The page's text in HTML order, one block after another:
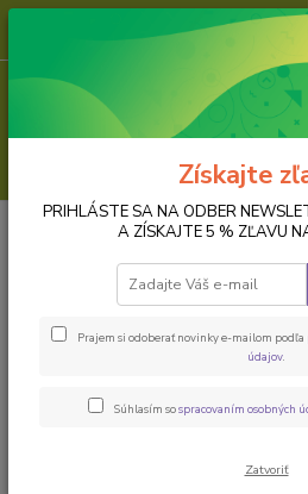
PAPIER NA DECOUPAGE Ryžové
Ryžový papier na
DEK383
Získajte
PRIHLÁSTE SA NA ODBER
A ZÍSKAJTE 5 % ZĽAVU
Prajem si odoberať novinky e-mailom podľa
údajov.
Súhlasím sospracovaním osobných
Zatvoriť